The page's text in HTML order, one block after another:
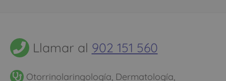
Llamar al 902 151 560
Otorrinolaringología, Dermatología,